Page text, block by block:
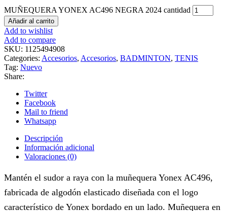
MUÑEQUERA YONEX AC496 NEGRA 2024 cantidad
Añadir al carrito
Add to wishlist
Add to compare
SKU: 1125494908
Categories: Accesorios, Accesorios, BADMINTON, TENIS
Tag: Nuevo
Share:
Twitter
Facebook
Mail to friend
Whatsapp
Descripción
Información adicional
Valoraciones (0)
Mantén el sudor a raya con la muñequera Yonex AC496,
fabricada de algodón elasticado diseñada con el logo
característico de Yonex bordado en un lado. Muñequera en